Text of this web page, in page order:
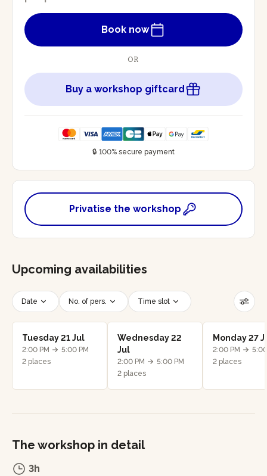
Book now
OR
Buy a workshop giftcard
🔒 100% secure payment
Privatise the workshop
Upcoming availabilities
Date No. of pers. Time slot
Reset filters
Tuesday 21 Jul
2:00 PM
5:00 PM
2 places
Wednesday 22
Jul
2:00 PM
5:00 PM
2 places
Monday 27
2:00 PM
2 places
The workshop in detail
3h